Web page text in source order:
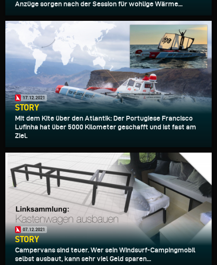
Anzüge sorgen nach der Session für wohlige Wärme...
17.12.2021
STORY
Mit dem Kite über den Atlantik: Der Portugiese Francisco
Lufinha hat über 5000 Kilometer geschafft und ist fast am
Ziel.
07.12.2021
STORY
Campervans sind teuer. Wer sein Windsurf-Campingmobil
selbst ausbaut, kann sehr viel Geld sparen...